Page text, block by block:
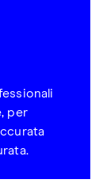
per